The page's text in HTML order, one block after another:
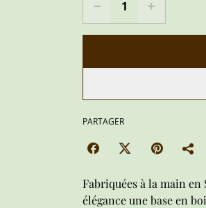
PARTAGER
Fabriquées à la main en
élégance une base en